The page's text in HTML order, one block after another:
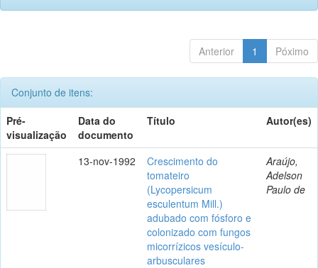
Anterior 1 Póximo
Conjunto de itens:
Pré-
visualização
Data do
documento
Título Autor(es)
13-nov-1992
Crescimento do
tomateiro
(Lycopersicum
esculentum Mill.)
adubado com fósforo e
colonizado com fungos
micorrízicos vesículo-
arbusculares
Araújo,
Adelson
Paulo de